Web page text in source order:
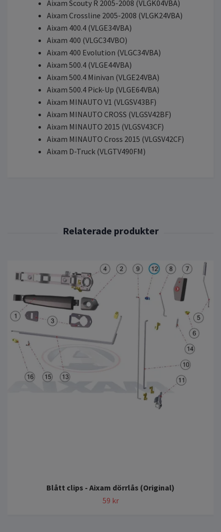
Aixam Scouty R 2005-2008 (VLGK04VBA)
Aixam Crossline 2005-2008 (VLGK24VBA)
Aixam 400.4 (VLGE34VBA)
Aixam 400 (VLGC34VBO)
Aixam 400 Evolution (VLGC34VBA)
Aixam 500.4 (VLGE44VBA)
Aixam 500.4 Minivan (VLGE24VBA)
Aixam 500.4 Pick-Up (VLGE64VBA)
Aixam MINAUTO V1 (VLGSV43BF)
Aixam MINAUTO CROSS (VLGSV42BF)
Aixam MINAUTO 2015 (VLGSV43CF)
Aixam MINAUTO Cross 2015 (VLGSV42CF)
Aixam D-Truck (VLGTV490FM)
Blått clips - Aixam dörrlås (Original)
59 kr